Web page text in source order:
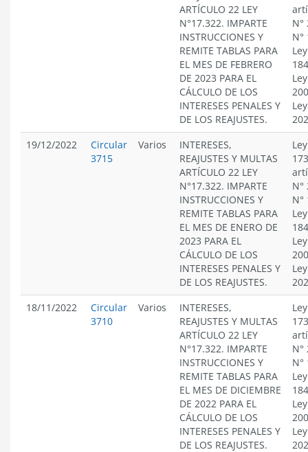
ARTÍCULO 22 LEY
N°17.322. IMPARTE
INSTRUCCIONES Y
REMITE TABLAS PARA
EL MES DE FEBRERO
DE 2023 PARA EL
CÁLCULO DE LOS
INTERESES PENALES Y
DE LOS REAJUSTES.
N°
N°
19/12/2022
Circular
3715
Varios
INTERESES,
REAJUSTES Y MULTAS
ARTÍCULO 22 LEY
N°17.322. IMPARTE
INSTRUCCIONES Y
REMITE TABLAS PARA
EL MES DE ENERO DE
2023 PARA EL
CÁLCULO DE LOS
INTERESES PENALES Y
DE LOS REAJUSTES.
N°
N°
18/11/2022
Circular
3710
Varios
INTERESES,
REAJUSTES Y MULTAS
ARTÍCULO 22 LEY
N°17.322. IMPARTE
INSTRUCCIONES Y
REMITE TABLAS PARA
EL MES DE DICIEMBRE
DE 2022 PARA EL
CÁLCULO DE LOS
INTERESES PENALES Y
DE LOS REAJUSTES.
N°
N°